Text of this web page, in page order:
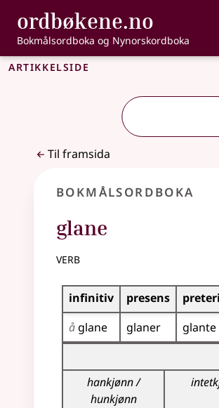
Gå til hovudinnhald
Tilgjenge
ordbøkene.no ,
Bokmålsordboka og Nynorskordboka
Artikkelside
Til framsida
Bokmålsordboka
glane
verb
Bøyingstabell for dette verbet
infinitiv presens
å glane glaner glante
Bøyingstabell for dette
hankjønn /
hunkjønn